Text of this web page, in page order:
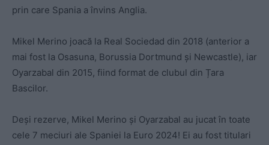
prin care Spania a învins Anglia.
Mikel Merino joacă la Real Sociedad din 2018 (anterior a
mai fost la Osasuna, Borussia Dortmund și Newcastle), iar
Oyarzabal din 2015, fiind format de clubul din Țara
Bascilor.
Deși rezerve, Mikel Merino și Oyarzabal au jucat în toate
cele 7 meciuri ale Spaniei la Euro 2024! Ei au fost titulari